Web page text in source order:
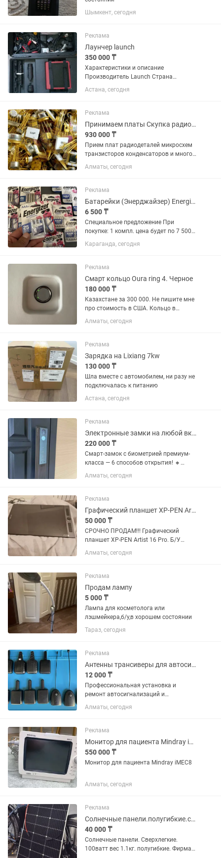
Шымкент, сегодня
Реклама
Лаунчер launch
350 000 ₸
Характеристики и описание
Производитель Launch Страна
производительКитай Чтение и
стирание кодов неисправностейДа
системыДа Управление
исполнительными...
Астана, сегодня
Реклама
Принимаем платы Скупка радиодеталей в Алматы за наличный расчет!
930 000 ₸
Прием плат радиодеталей микросхем
транзисторов конденсаторов и многое
другое! Звоните!
Алматы, сегодня
Реклама
Батарейки (Энерджайзер) Energizer Ultimate Lithium - АА/AAA для GPS треккер
6 500 ₸
Специальное предложение При
покупке: 1 компл. цена будет по 7 500
тг 2 компл. цена будет по 7 000 тг 4
компл. цена будет по 6 500 тг 10 компл.
Караганда, сегодня
Реклама
Смарт кольцо Oura ring 4. Черное
180 000 ₸
Казахстане за 300 000. Не пишите мне
про стоимость в США. Кольцо в
идеальном состоянии. Этот девайс
лучше всех на рынке отслеживает
восстановления. Коробка,...
Алматы, сегодня
Реклама
Зарядка на Lixiang 7kw
130 000 ₸
Шла вместе с автомобилем, ни разу не
подключалась к питанию
Астана, сегодня
Реклама
Электронные замки на любой вкус цвет и кошелек
220 000 ₸
Смарт-замок с биометрией премиум-
класса — 6 способов открытия! 🔸
Отпечаток пальца — быстро и точно 🔸
Face ID — мгновенное распознавание
уровень безопасности 🔸 Карта...
Алматы, сегодня
Реклама
Графический планшет XP-PEN Artist 16 Pro.
50 000 ₸
СРОЧНО ПРОДАМ!!! Графический
планшет XP-PEN Artist 16 Pro. Б/У
Использовался около двух недель.
Почти новый. Документом нет.
Алматы, сегодня
Реклама
Продам лампу
5 000 ₸
Лампа для косметолога или
лэшмейкера,б/у,в хорошем состоянии
Тараз, сегодня
Реклама
Антенны трансиверы для автосигнализаций
12 000 ₸
Профессиональная установка и
ремонт автосигнализаций и
брелков,отключение и разблокировка
автосигнализаций, программирование
Pantera, Magicar, Scher-khan, Cenmax )...
Алматы, сегодня
Реклама
Монитор для пациента Mindray iMEC8
550 000 ₸
Монитор для пациента Mindray iMEC8
Алматы, сегодня
Реклама
Солнечные панели.полугибкие.сверхлегкие.монокристалл.высокий кпд
40 000 ₸
Солнечные панели. Сверхлегкие.
100ватт вес 1.1кг. полугибкие. Фирма